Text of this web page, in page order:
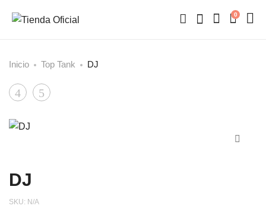
0
Inicio Top Tank DJ
Product
navigation
PLURTrance
DJ
SKU: N/A